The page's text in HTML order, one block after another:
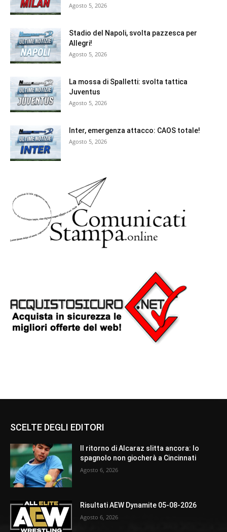
Agosto 5, 2026
Stadio del Napoli, svolta pazzesca per
Allegri!
Agosto 5, 2026
La mossa di Spalletti: svolta tattica
Juventus
Agosto 5, 2026
Inter, emergenza attacco: CAOS totale!
Agosto 5, 2026
SCELTE DEGLI EDITORI
Il ritorno di Alcaraz slitta ancora: lo
spagnolo non giocherà a Cincinnati
Agosto 6, 2026
Risultati AEW Dynamite 05-08-2026
Agosto 6, 2026